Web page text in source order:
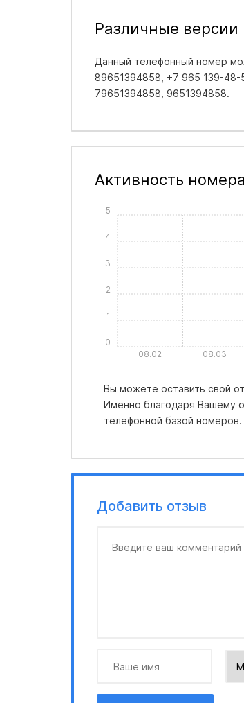
Различные
Данный телефонный номер
89651394858, +7 965 139-
79651394858, 9651394858.
Активность
08.02 08.03
0
1
2
3
4
5
Вы можете оставить свой
Именно благодаря Вашему
телефонной базой номеров.
Добавить отзыв